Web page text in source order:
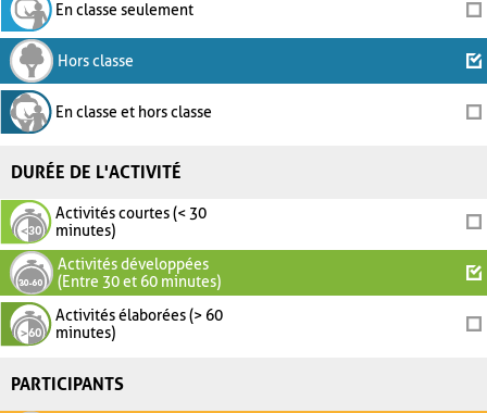
En classe seulement
Hors classe
En classe et hors classe
DURÉE DE L'ACTIVITÉ
Activités courtes (< 30
minutes)
Activités développées
(Entre 30 et 60 minutes)
Activités élaborées (> 60
minutes)
PARTICIPANTS